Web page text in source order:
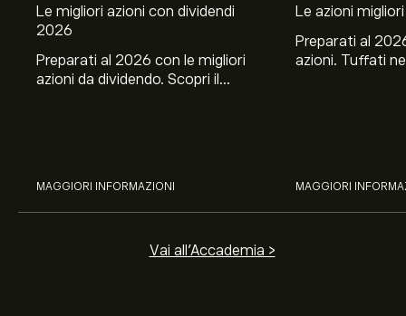
Le migliori azioni con dividendi
2026
Preparati al 2026 con le migliori
azioni da dividendo. Scopri il
MAGGIORI INFORMAZIONI
Le azioni
Preparati al
azioni. Tuffati
MAGGIORI
Vai all'Accademia >